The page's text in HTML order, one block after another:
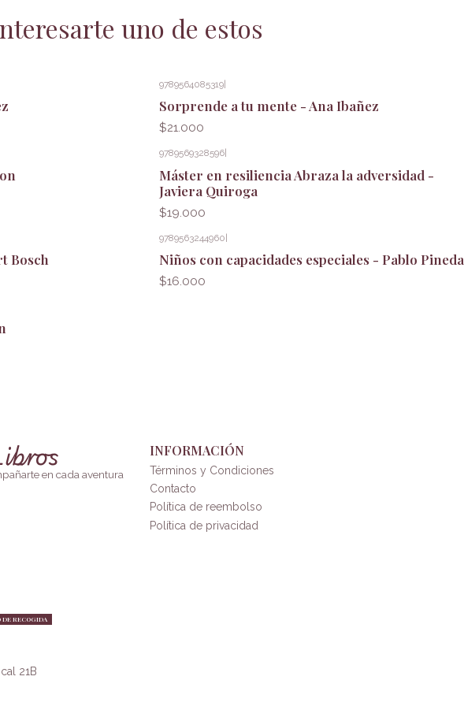
uno de estos
9789564085319|
Sorprende a tu mente - Ana Ibañez
$21.000
9789569328596|
Máster en resiliencia Abraza la adversidad -
Javiera Quiroga
$19.000
Bosch
9789563244960|
Niños con capacidades especiales - Pablo Pineda
$16.000
en cada aventura
INFORMACIÓN
Términos y Condiciones
Contacto
Política de reembolso
Política de privacidad
DE RECOGIDA
21B